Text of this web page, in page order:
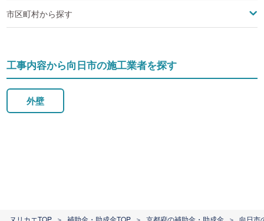
市区町村から探す
工事内容から向日市の施工業者を探す
外壁